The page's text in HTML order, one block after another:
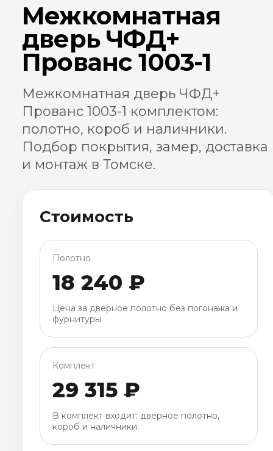
Межкомнатная
дверь ЧФД+
Прованс 1003-1
Межкомнатная дверь ЧФД+
Прованс 1003-1 комплектом:
полотно, короб и наличники.
Подбор покрытия, замер, доставка
и монтаж в Томске.
Стоимость
Полотно
18 240 ₽
Цена за дверное полотно без погонажа и
фурнитуры.
Комплект
29 315 ₽
В комплект входит: дверное полотно,
короб и наличники.